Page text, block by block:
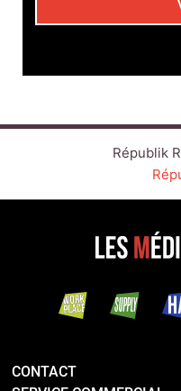
SERVICE COMMERCIAL
SUIVEZ-NOUS :
PLAN DU SITE